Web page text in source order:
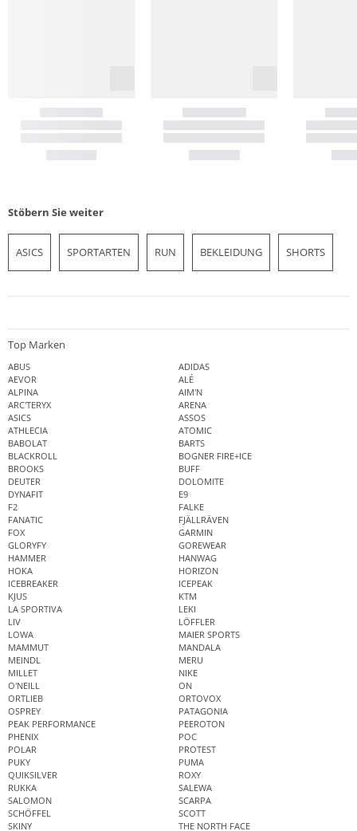
Stöbern Sie weiter
ASICS SPORTARTEN RUN BEKLEIDUNG SHORTS
Top Marken
ABUS
ADIDAS
AEVOR
ALÉ
ALPINA
AIM'N
ARC'TERYX
ARENA
ASICS
ASSOS
ATHLECIA
ATOMIC
BABOLAT
BARTS
BLACKROLL
BOGNER FIRE+ICE
BROOKS
BUFF
DEUTER
DOLOMITE
DYNAFIT
E9
F2
FALKE
FANATIC
FJÄLLRÄVEN
FOX
GARMIN
GLORYFY
GOREWEAR
HAMMER
HANWAG
HOKA
HORIZON
ICEBREAKER
ICEPEAK
KJUS
KTM
LA SPORTIVA
LEKI
LIV
LÖFFLER
LOWA
MAIER SPORTS
MAMMUT
MANDALA
MEINDL
MERU
MILLET
NIKE
O'NEILL
ON
ORTLIEB
ORTOVOX
OSPREY
PATAGONIA
PEAK PERFORMANCE
PEEROTON
PHENIX
POC
POLAR
PROTEST
PUKY
PUMA
QUIKSILVER
ROXY
RUKKA
SALEWA
SALOMON
SCARPA
SCHÖFFEL
SCOTT
SKINY
THE NORTH FACE